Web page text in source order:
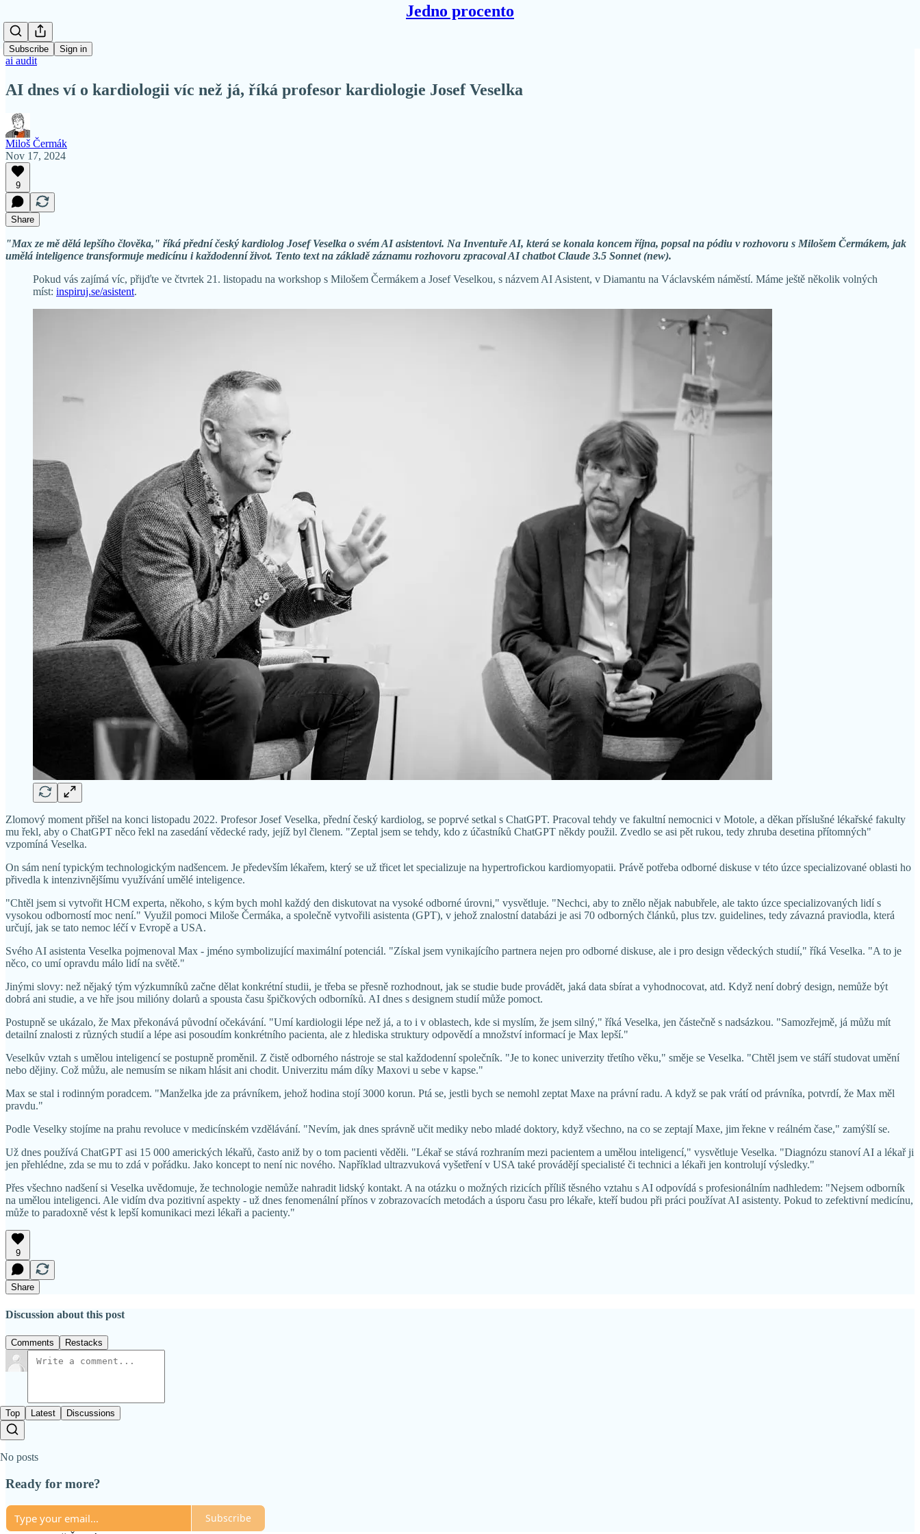
Jedno procento
Subscribe Sign in
ai audit
AI dnes ví o kardiologii víc než já, říká profesor kardiologie Josef Veselka
Miloš Čermák
Nov 17, 2024
9
Share
"Max ze mě dělá lepšího člověka," říká přední český kardiolog Josef Veselka o svém AI asistentovi. Na Inventuře AI, která se konala koncem října, popsal na pódiu v rozhovoru s Milošem Čermákem, jak
umělá inteligence transformuje medicínu i každodenní život. Tento text na základě záznamu rozhovoru zpracoval AI chatbot Claude 3.5 Sonnet (new).
Pokud vás zajímá víc, přijďte ve čtvrtek 21. listopadu na workshop s Milošem Čermákem a Josef Veselkou, s názvem AI Asistent, v Diamantu na Václavském náměstí. Máme ještě několik volných
míst: inspiruj.se/asistent.
Zlomový moment přišel na konci listopadu 2022. Profesor Josef Veselka, přední český kardiolog, se poprvé setkal s ChatGPT. Pracoval tehdy ve fakultní nemocnici v Motole, a děkan příslušné lékařské fakulty
mu řekl, aby o ChatGPT něco řekl na zasedání vědecké rady, jejíž byl členem. "Zeptal jsem se tehdy, kdo z účastníků ChatGPT někdy použil. Zvedlo se asi pět rukou, tedy zhruba desetina přítomných"
vzpomíná Veselka.
On sám není typickým technologickým nadšencem. Je především lékařem, který se už třicet let specializuje na hypertrofickou kardiomyopatii. Právě potřeba odborné diskuse v této úzce specializované oblasti ho
přivedla k intenzivnějšímu využívání umělé inteligence.
"Chtěl jsem si vytvořit HCM experta, někoho, s kým bych mohl každý den diskutovat na vysoké odborné úrovni," vysvětluje. "Nechci, aby to znělo nějak nabubřele, ale takto úzce specializovaných lidí s
vysokou odborností moc není." Využil pomoci Miloše Čermáka, a společně vytvořili asistenta (GPT), v jehož znalostní databázi je asi 70 odborných článků, plus tzv. guidelines, tedy závazná praviodla, která
určují, jak se tato nemoc léčí v Evropě a USA.
Svého AI asistenta Veselka pojmenoval Max - jméno symbolizující maximální potenciál. "Získal jsem vynikajícího partnera nejen pro odborné diskuse, ale i pro design vědeckých studií," říká Veselka. "A to je
něco, co umí opravdu málo lidí na světě."
Jinými slovy: než nějaký tým výzkumníků začne dělat konkrétní studii, je třeba se přesně rozhodnout, jak se studie bude provádět, jaká data sbírat a vyhodnocovat, atd. Když není dobrý design, nemůže být
dobrá ani studie, a ve hře jsou milióny dolarů a spousta času špičkových odborníků. AI dnes s designem studií může pomoct.
Postupně se ukázalo, že Max překonává původní očekávání. "Umí kardiologii lépe než já, a to i v oblastech, kde si myslím, že jsem silný," říká Veselka, jen částečně s nadsázkou. "Samozřejmě, já můžu mít
detailní znalosti z různých studií a lépe asi posoudím konkrétního pacienta, ale z hlediska struktury odpovědí a množství informací je Max lepší."
Veselkův vztah s umělou inteligencí se postupně proměnil. Z čistě odborného nástroje se stal každodenní společník. "Je to konec univerzity třetího věku," směje se Veselka. "Chtěl jsem ve stáří studovat umění
nebo dějiny. Což můžu, ale nemusím se nikam hlásit ani chodit. Univerzitu mám díky Maxovi u sebe v kapse."
Max se stal i rodinným poradcem. "Manželka jde za právníkem, jehož hodina stojí 3000 korun. Ptá se, jestli bych se nemohl zeptat Maxe na právní radu. A když se pak vrátí od právníka, potvrdí, že Max měl
pravdu."
Podle Veselky stojíme na prahu revoluce v medicínském vzdělávání. "Nevím, jak dnes správně učit mediky nebo mladé doktory, když všechno, na co se zeptají Maxe, jim řekne v reálném čase," zamýšlí se.
Už dnes používá ChatGPT asi 15 000 amerických lékařů, často aniž by o tom pacienti věděli. "Lékař se stává rozhraním mezi pacientem a umělou inteligencí," vysvětluje Veselka. "Diagnózu stanoví AI a lékař ji
jen přehlédne, zda se mu to zdá v pořádku. Jako koncept to není nic nového. Například ultrazvuková vyšetření v USA také provádějí specialisté či technici a lékaři jen kontrolují výsledky."
Přes všechno nadšení si Veselka uvědomuje, že technologie nemůže nahradit lidský kontakt. A na otázku o možných rizicích příliš těsného vztahu s AI odpovídá s profesionálním nadhledem: "Nejsem odborník
na umělou inteligenci. Ale vidím dva pozitivní aspekty - už dnes fenomenální přínos v zobrazovacích metodách a úsporu času pro lékaře, kteří budou při práci používat AI asistenty. Pokud to zefektivní medicínu,
může to paradoxně vést k lepší komunikaci mezi lékaři a pacienty."
9
Share
Discussion about this post
Comments Restacks
Top Latest Discussions
No posts
Ready for more?
Subscribe